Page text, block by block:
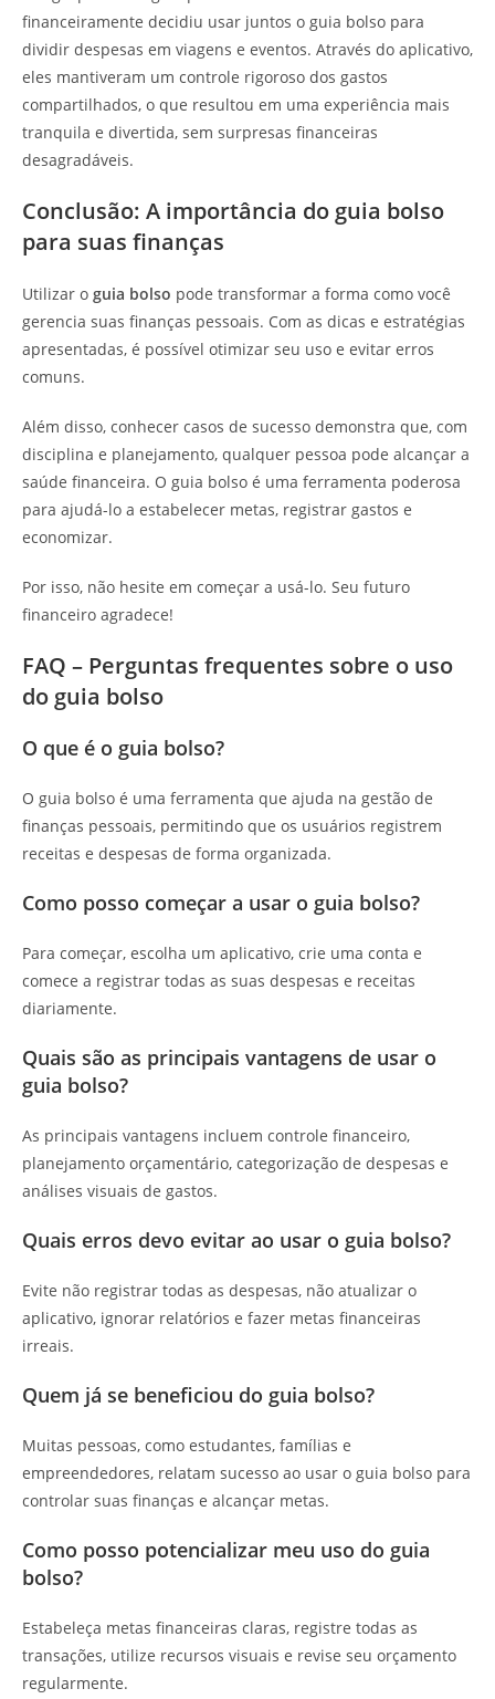
financeiramente decidiu usar juntos o guia bolso para
dividir despesas em viagens e eventos. Através do aplicativo,
eles mantiveram um controle rigoroso dos gastos
compartilhados, o que resultou em uma experiência mais
tranquila e divertida, sem surpresas financeiras
desagradáveis.
Conclusão: A importância do guia bolso
para suas finanças
Utilizar o guia bolso pode transformar a forma como você
gerencia suas finanças pessoais. Com as dicas e estratégias
apresentadas, é possível otimizar seu uso e evitar erros
comuns.
Além disso, conhecer casos de sucesso demonstra que, com
disciplina e planejamento, qualquer pessoa pode alcançar a
saúde financeira. O guia bolso é uma ferramenta poderosa
para ajudá-lo a estabelecer metas, registrar gastos e
economizar.
Por isso, não hesite em começar a usá-lo. Seu futuro
financeiro agradece!
FAQ – Perguntas frequentes sobre o uso
do guia bolso
O que é o guia bolso?
O guia bolso é uma ferramenta que ajuda na gestão de
finanças pessoais, permitindo que os usuários registrem
receitas e despesas de forma organizada.
Como posso começar a usar o guia bolso?
Para começar, escolha um aplicativo, crie uma conta e
comece a registrar todas as suas despesas e receitas
diariamente.
Quais são as principais vantagens de usar o
guia bolso?
As principais vantagens incluem controle financeiro,
planejamento orçamentário, categorização de despesas e
análises visuais de gastos.
Quais erros devo evitar ao usar o guia bolso?
Evite não registrar todas as despesas, não atualizar o
aplicativo, ignorar relatórios e fazer metas financeiras
irreais.
Quem já se beneficiou do guia bolso?
Muitas pessoas, como estudantes, famílias e
empreendedores, relatam sucesso ao usar o guia bolso para
controlar suas finanças e alcançar metas.
Como posso potencializar meu uso do guia
bolso?
Estabeleça metas financeiras claras, registre todas as
transações, utilize recursos visuais e revise seu orçamento
regularmente.